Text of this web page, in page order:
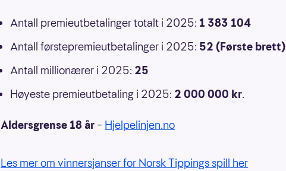
Antall premieutbetalinger totalt i 2025: 1 383 104
Antall førstepremieutbetalinger i 2025: 52 (Første brett)
Antall millionærer i 2025: 25
Høyeste premieutbetaling i 2025: 2 000 000 kr.
Aldersgrense 18 år – Hjelpelinjen.no
Les mer om vinnersjanser for Norsk Tippings spill her